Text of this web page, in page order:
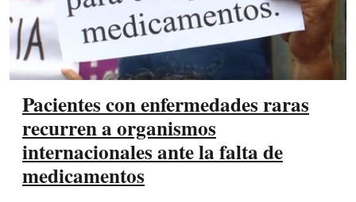
Pacientes con enfermedades raras
recurren a organismos
internacionales ante la falta de
medicamentos